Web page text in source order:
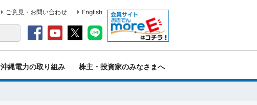
ご意見・お問い合わせ English
沖縄電力の取り組み 株主・投資家のみなさまへ